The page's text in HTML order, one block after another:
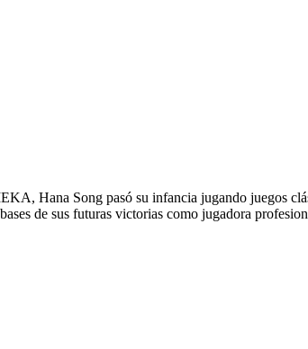
Hana Song pasó su infancia jugando juegos
de sus futuras victorias como jugadora